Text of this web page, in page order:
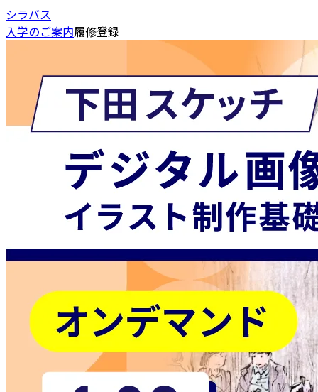
シラバス
入学のご案内履修登録